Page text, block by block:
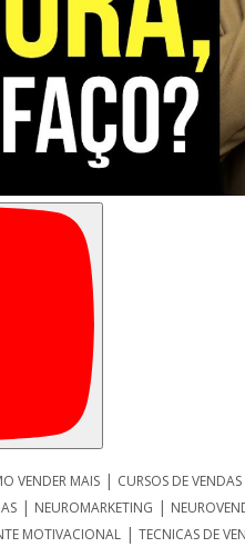
VENDER MAIS | CURSOS DE VENDAS
| NEUROMARKETING |
MOTIVACIONAL |TECNICAS DE